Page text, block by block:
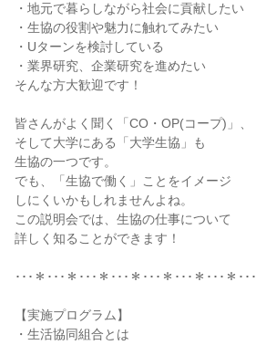
・地元で暮らしながら社会に貢献したい
・生協の役割や魅力に触れてみたい
・Uターンを検討している
・業界研究、企業研究を進めたい
そんな方大歓迎です！
皆さんがよく聞く「CO・OP(コープ)」、
そして大学にある「大学生協」も
生協の一つです。
でも、「生協で働く」ことをイメージ
しにくいかもしれませんよね。
この説明会では、生協の仕事について
詳しく知ることができます！
･･･＊･･･＊･･･＊･･･＊･･･＊･･･＊･･･＊･･･
【実施プログラム】
・生活協同組合とは